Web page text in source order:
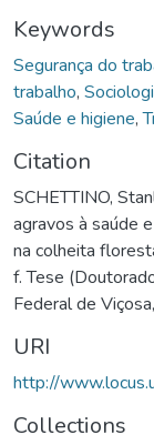
Keywords
Segurança do
trabalho,
Saúde e higiene,
Citation
SCHETTINO,
agravos à saúde
na colheita
f. Tese
Federal de
URI
http://
Collections